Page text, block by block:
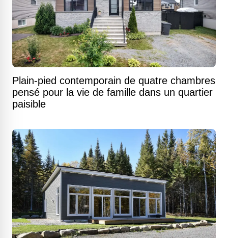
Plain-pied contemporain de quatre chambres
pensé pour la vie de famille dans un quartier
paisible